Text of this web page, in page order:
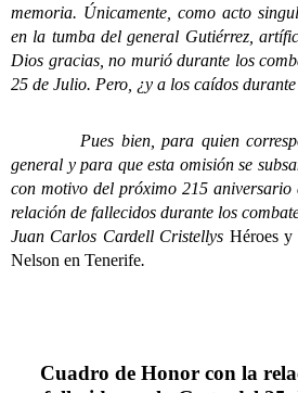
memoria. Únicamente, como acto
en la tumba del general Gutiérrez,
Dios gracias, no murió durante los
25 de Julio. Pero, ¿y a los caídos
Pues bien, para quien
general y para que esta omisión se
con motivo del próximo 215
relación de fallecidos durante los
Juan Carlos Cardell Cristellys Héroes y
Nelson en Tenerife.
Cuadro de Honor con la